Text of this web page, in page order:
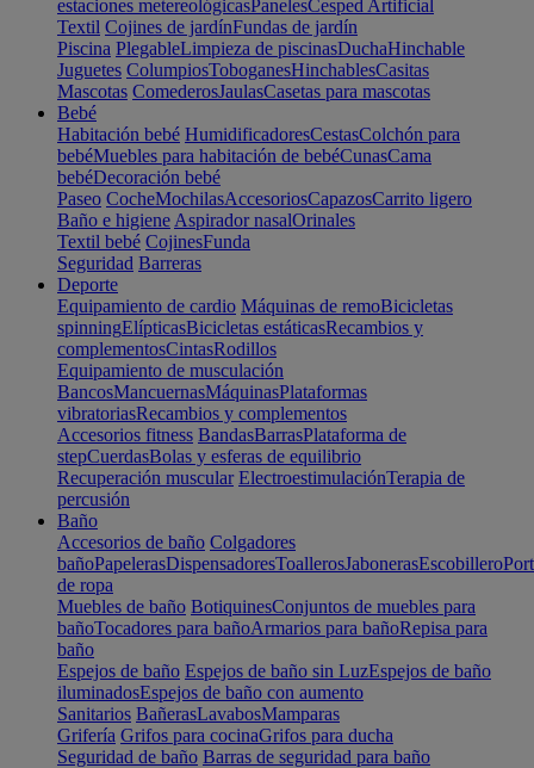
estaciones metereológicasPanelesCesped Artificial
Textil Cojines de jardínFundas de jardín
Piscina PlegableLimpieza de piscinasDuchaHinchable
Juguetes ColumpiosToboganesHinchablesCasitas
Mascotas ComederosJaulasCasetas para mascotas
Bebé
Habitación bebé HumidificadoresCestasColchón para
bebéMuebles para habitación de bebéCunasCama
bebéDecoración bebé
Paseo CocheMochilasAccesoriosCapazosCarrito ligero
Baño e higiene Aspirador nasalOrinales
Textil bebé CojinesFunda
Seguridad Barreras
Deporte
Equipamiento de cardio Máquinas de remoBicicletas
spinningElípticasBicicletas estáticasRecambios y
complementosCintasRodillos
Equipamiento de musculación
BancosMancuernasMáquinasPlataformas
vibratoriasRecambios y complementos
Accesorios fitness BandasBarrasPlataforma de
stepCuerdasBolas y esferas de equilibrio
Recuperación muscular ElectroestimulaciónTerapia de
percusión
Baño
Accesorios de baño Colgadores
bañoPapelerasDispensadoresToallerosJabonerasEscobillero
de ropa
Muebles de baño BotiquinesConjuntos de muebles para
bañoTocadores para bañoArmarios para bañoRepisa para
baño
Espejos de baño Espejos de baño sin LuzEspejos de baño
iluminadosEspejos de baño con aumento
Sanitarios BañerasLavabosMamparas
Grifería Grifos para cocinaGrifos para ducha
Seguridad de baño Barras de seguridad para baño